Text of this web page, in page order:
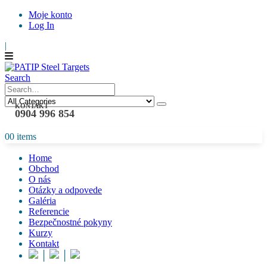
Moje konto
Log In
|
Search
KONTAKT
0904 996 854
00 items
Home
Obchod
O nás
Otázky a odpovede
Galéria
Referencie
Bezpečnostné pokyny
Kurzy
Kontakt